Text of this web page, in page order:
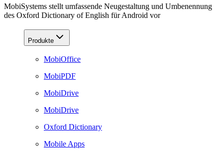
MobiSystems stellt umfassende Neugestaltung und Umbenennung
des Oxford Dictionary of English für Android vor
Produkte
MobiOffice
MobiPDF
MobiDrive
MobiDrive
Oxford Dictionary
Mobile Apps